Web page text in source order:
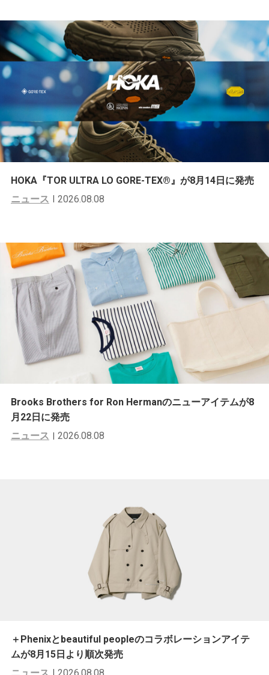
HOKA『TOR ULTRA LO GORE-TEX®︎』が8月14日に発売
ニュース
2026.08.08
Brooks Brothers for Ron Hermanのニューアイテムが8
月22日に発売
ニュース
2026.08.08
＋Phenixとbeautiful peopleのコラボレーションアイテ
ムが8月15日より順次発売
ニュース
2026.08.08